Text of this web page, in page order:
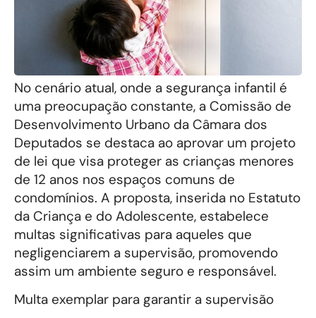
No cenário atual, onde a segurança infantil é
uma preocupação constante, a Comissão de
Desenvolvimento Urbano da Câmara dos
Deputados se destaca ao aprovar um projeto
de lei que visa proteger as crianças menores
de 12 anos nos espaços comuns de
condomínios. A proposta, inserida no Estatuto
da Criança e do Adolescente, estabelece
multas significativas para aqueles que
negligenciarem a supervisão, promovendo
assim um ambiente seguro e responsável.
Multa exemplar para garantir a supervisão